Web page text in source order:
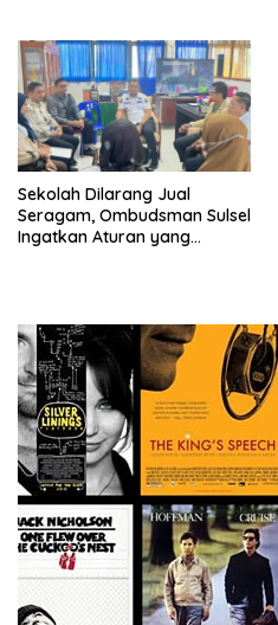
Sekolah Dilarang Jual
Seragam, Ombudsman Sulsel
Ingatkan Aturan yang